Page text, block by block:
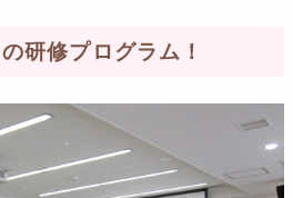
研修プログラム！